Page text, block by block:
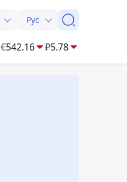
Рус
€542.16 ₽5.78